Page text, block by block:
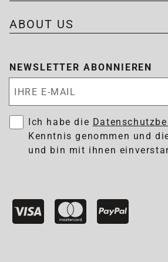
ABOUT US
NEWSLETTER ABONNIEREN
Ich habe die
Kenntnis genommen und
und bin mit ihnen